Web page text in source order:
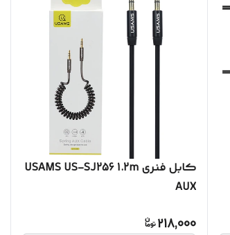
کابل فنری USAMS US-SJ256 1.2m
AUX
218,000